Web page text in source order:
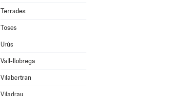
Terrades
Toses
Urús
Vall-llobrega
Vilabertran
Viladrau